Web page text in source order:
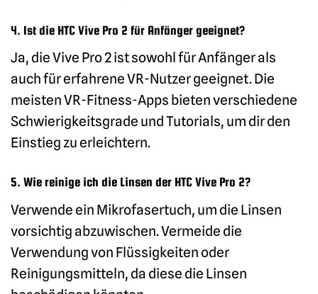
4. Ist die HTC Vive Pro 2 für Anfänger geeignet?
Ja, die Vive Pro 2 ist sowohl für Anfänger als
auch für erfahrene VR-Nutzer geeignet. Die
meisten VR-Fitness-Apps bieten verschiedene
Schwierigkeitsgrade und Tutorials, um dir den
Einstieg zu erleichtern.
5. Wie reinige ich die Linsen der HTC Vive Pro 2?
Verwende ein Mikrofasertuch, um die Linsen
vorsichtig abzuwischen. Vermeide die
Verwendung von Flüssigkeiten oder
Reinigungsmitteln, da diese die Linsen